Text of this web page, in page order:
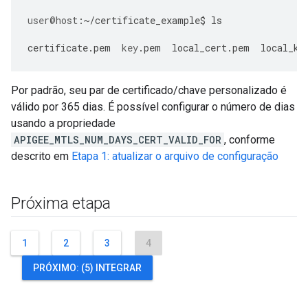
user@host :~/certificate_example$ ls
certificate.pem key.pem local_cert.pem
Por padrão, seu par de certificado/chave personalizado é
válido por 365 dias. É possível configurar o número de dias
usando a propriedade
APIGEE_MTLS_NUM_DAYS_CERT_VALID_FOR , conforme
descrito em Etapa 1: atualizar o arquivo de configuração
Próxima etapa
1 2 3 4
PRÓXIMO: (5) INTEGRAR